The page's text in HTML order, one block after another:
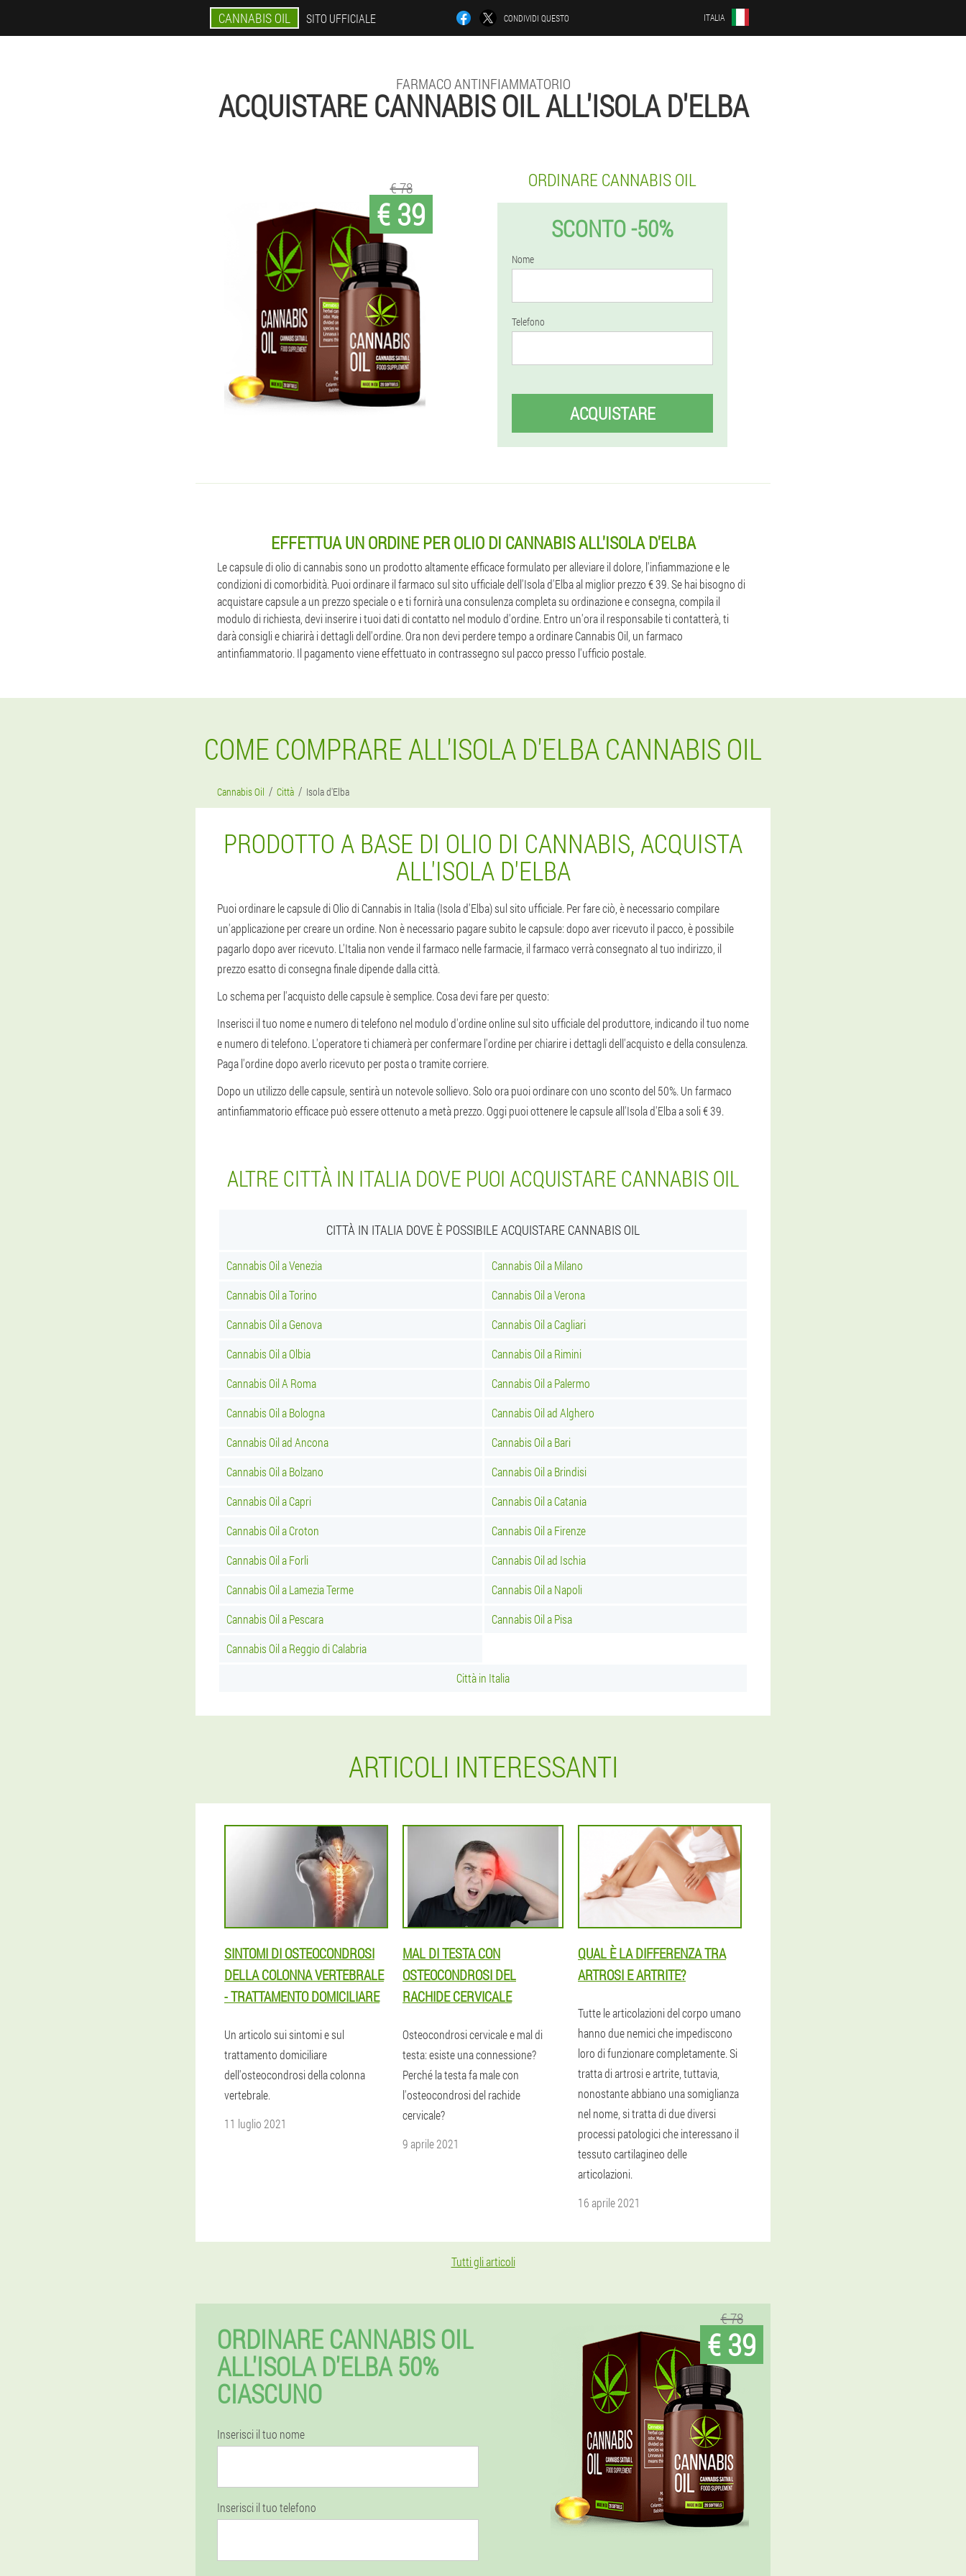
CANNABIS OIL SITO UFFICIALE CONDIVIDI QUESTO ITALIA
FARMACO ANTINFIAMMATORIO
ACQUISTARE CANNABIS OIL ALL'ISOLA D'ELBA
€ 39
€ 78 ORDINARE CANNABIS OIL
SCONTO -50%
Nome
Telefono
ACQUISTARE
EFFETTUA UN ORDINE PER OLIO DI CANNABIS ALL'ISOLA D'ELBA
Le capsule di olio di cannabis sono un prodotto altamente efficace formulato per alleviare il dolore, l'infiammazione e le
condizioni di comorbidità. Puoi ordinare il farmaco sul sito ufficiale dell'Isola d'Elba al miglior prezzo € 39. Se hai bisogno di
acquistare capsule a un prezzo speciale o e ti fornirà una consulenza completa su ordinazione e consegna, compila il
modulo di richiesta, devi inserire i tuoi dati di contatto nel modulo d'ordine. Entro un'ora il responsabile ti contatterà, ti
darà consigli e chiarirà i dettagli dell'ordine. Ora non devi perdere tempo a ordinare Cannabis Oil, un farmaco
antinfiammatorio. Il pagamento viene effettuato in contrassegno sul pacco presso l'ufficio postale.
COME COMPRARE ALL'ISOLA D'ELBA CANNABIS OIL
Cannabis Oil Città Isola d'Elba
PRODOTTO A BASE DI OLIO DI CANNABIS, ACQUISTA
ALL'ISOLA D'ELBA
Puoi ordinare le capsule di Olio di Cannabis in Italia (Isola d'Elba) sul sito ufficiale. Per fare ciò, è necessario compilare
un'applicazione per creare un ordine. Non è necessario pagare subito le capsule: dopo aver ricevuto il pacco, è possibile
pagarlo dopo aver ricevuto. L'Italia non vende il farmaco nelle farmacie, il farmaco verrà consegnato al tuo indirizzo, il
prezzo esatto di consegna finale dipende dalla città.
Lo schema per l'acquisto delle capsule è semplice. Cosa devi fare per questo:
Inserisci il tuo nome e numero di telefono nel modulo d'ordine online sul sito ufficiale del produttore, indicando il tuo nome
e numero di telefono. L'operatore ti chiamerà per confermare l'ordine per chiarire i dettagli dell'acquisto e della consulenza.
Paga l'ordine dopo averlo ricevuto per posta o tramite corriere.
Dopo un utilizzo delle capsule, sentirà un notevole sollievo. Solo ora puoi ordinare con uno sconto del 50%. Un farmaco
antinfiammatorio efficace può essere ottenuto a metà prezzo. Oggi puoi ottenere le capsule all'Isola d'Elba a soli € 39.
ALTRE CITTÀ IN ITALIA DOVE PUOI ACQUISTARE CANNABIS OIL
CITTÀ IN ITALIA DOVE È POSSIBILE ACQUISTARE CANNABIS OIL
Cannabis Oil a Venezia
Cannabis Oil a Milano
Cannabis Oil a Torino
Cannabis Oil a Verona
Cannabis Oil a Genova
Cannabis Oil a Cagliari
Cannabis Oil a Olbia
Cannabis Oil a Rimini
Cannabis Oil A Roma
Cannabis Oil a Palermo
Cannabis Oil a Bologna
Cannabis Oil ad Alghero
Cannabis Oil ad Ancona
Cannabis Oil a Bari
Cannabis Oil a Bolzano
Cannabis Oil a Brindisi
Cannabis Oil a Capri
Cannabis Oil a Catania
Cannabis Oil a Croton
Cannabis Oil a Firenze
Cannabis Oil a Forli
Cannabis Oil ad Ischia
Cannabis Oil a Lamezia Terme
Cannabis Oil a Napoli
Cannabis Oil a Pescara
Cannabis Oil a Pisa
Cannabis Oil a Reggio di Calabria
Città in Italia
ARTICOLI INTERESSANTI
SINTOMI DI OSTEOCONDROSI
DELLA COLONNA VERTEBRALE
- TRATTAMENTO DOMICILIARE
Un articolo sui sintomi e sul
trattamento domiciliare
dell'osteocondrosi della colonna
vertebrale.
11 luglio 2021
MAL DI TESTA CON
OSTEOCONDROSI DEL
RACHIDE CERVICALE
Osteocondrosi cervicale e mal di
testa: esiste una connessione?
Perché la testa fa male con
l'osteocondrosi del rachide
cervicale?
9 aprile 2021
QUAL È LA DIFFERENZA TRA
ARTROSI E ARTRITE?
Tutte le articolazioni del corpo umano
hanno due nemici che impediscono
loro di funzionare completamente. Si
tratta di artrosi e artrite, tuttavia,
nonostante abbiano una somiglianza
nel nome, si tratta di due diversi
processi patologici che interessano il
tessuto cartilagineo delle
articolazioni.
16 aprile 2021
Tutti gli articoli
ORDINARE CANNABIS OIL
ALL'ISOLA D'ELBA 50%
CIASCUNO
Inserisci il tuo nome
Inserisci il tuo telefono
€ 78
€ 39